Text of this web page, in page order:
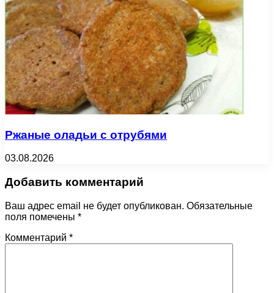
Ржаные оладьи с отрубями
03.08.2026
Добавить комментарий
Ваш адрес email не будет опубликован. Обязательные
поля помечены *
Комментарий *